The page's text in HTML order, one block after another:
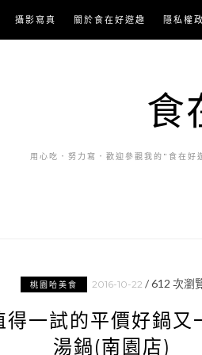
攝影寫真 關於食在好遊趣 隱私權
食
用心吃．努力寫．歡迎參觀我的"食在
桃園哈美食 2016-10-22 /612 次瀏
得一試的平價好鍋
湯鍋(南園店)